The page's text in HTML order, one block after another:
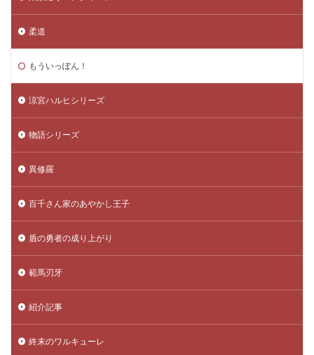
柔道
もういっぽん！
涼宮ハルヒシリーズ
物語シリーズ
異修羅
百千さん家のあやかし王子
盾の勇者の成り上がり
範馬刃牙
紹介記事
終末のワルキューレ